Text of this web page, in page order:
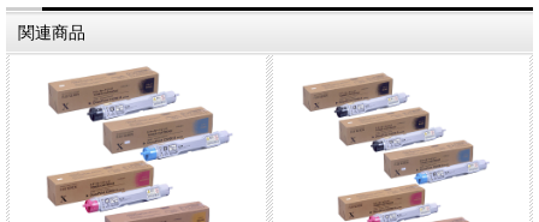
関連商品